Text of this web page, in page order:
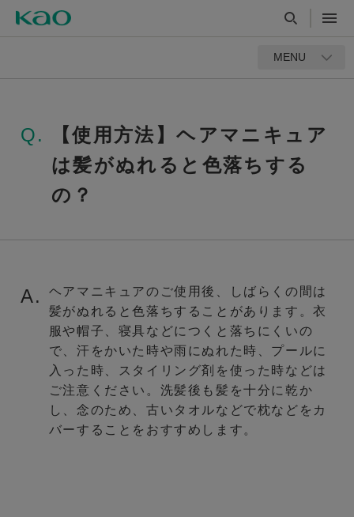
MENU
Q.
【使用方法】ヘアマニキュア
は髪がぬれると色落ちする
の？
A.
ヘアマニキュアのご使用後、しばらくの間は
髪がぬれると色落ちすることがあります。衣
服や帽子、寝具などにつくと落ちにくいの
で、汗をかいた時や雨にぬれた時、プールに
入った時、スタイリング剤を使った時などは
ご注意ください。洗髪後も髪を十分に乾か
し、念のため、古いタオルなどで枕などをカ
バーすることをおすすめします。